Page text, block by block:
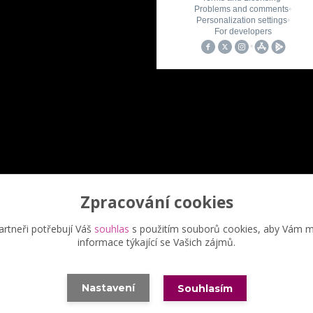
Vytvořeno na
Eshop-rychle.cz
Zpracování cookies
potřebují Váš souhlas s použitím souborů cookies, aby Vám
informace týkající se Vašich zájmů.
Nastavení Souhlasím